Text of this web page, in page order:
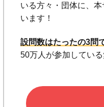
いる方々・団体に、
います！
設問数はたったの3問
50万人が参加してい